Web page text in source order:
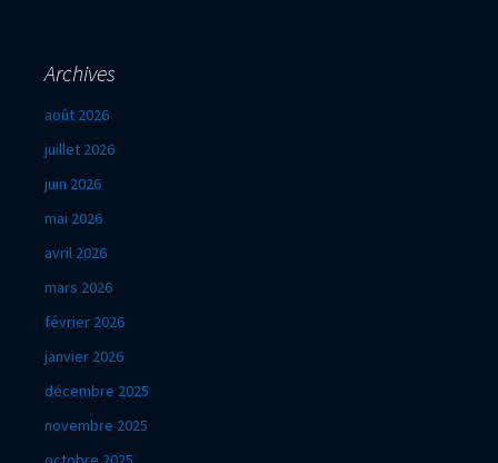
Archives
août 2026
juillet 2026
juin 2026
mai 2026
avril 2026
mars 2026
février 2026
janvier 2026
décembre 2025
novembre 2025